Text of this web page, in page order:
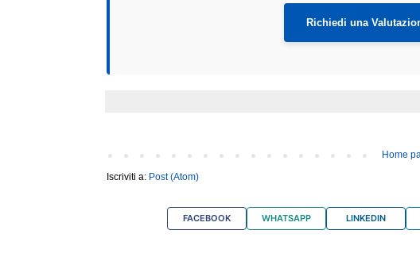
Richiedi una
Home
Iscriviti a: Post (Atom)
FACEBOOK WHATSAPP LINKEDIN